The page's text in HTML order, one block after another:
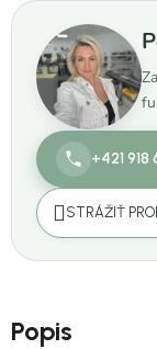
+421
STRÁŽIŤ
Popis